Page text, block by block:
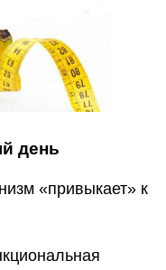
день
«привыкает» к